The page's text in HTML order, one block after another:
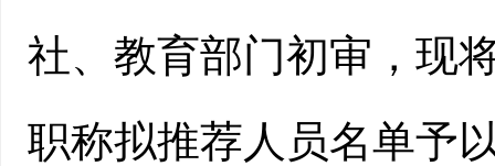
社、教育部门初审，现
职称拟推荐人员名单予